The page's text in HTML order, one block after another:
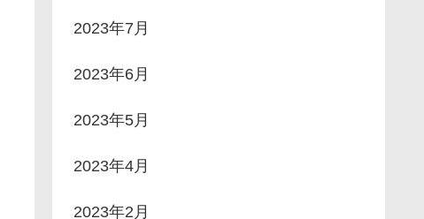
2023年7月
2023年6月
2023年5月
2023年4月
2023年2月